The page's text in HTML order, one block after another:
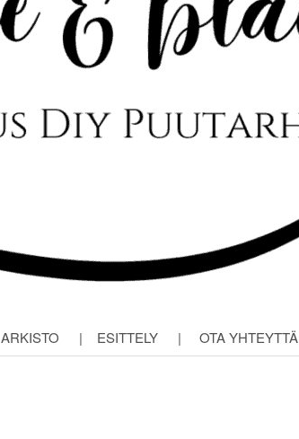
ARKISTO | ESITTELY | OTA YHTEYTTÄ